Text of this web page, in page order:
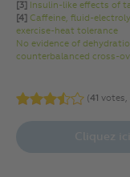
[3]
Insulin-like effects of
[4] Caffeine, fluid-
exercise-heat tolerance
No evidence of
counterbalanced cross-
(41 votes,